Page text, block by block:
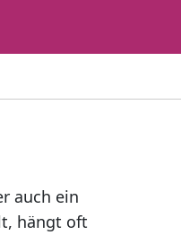
auch ein
hängt oft